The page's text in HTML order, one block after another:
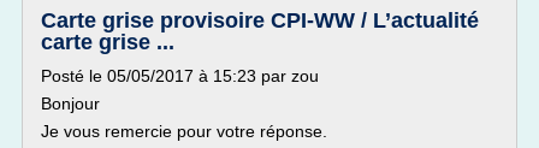
Carte grise provisoire CPI-WW / L’actualité
carte grise ...
Posté le 05/05/2017 à 15:23 par zou
Bonjour
Je vous remercie pour votre réponse.